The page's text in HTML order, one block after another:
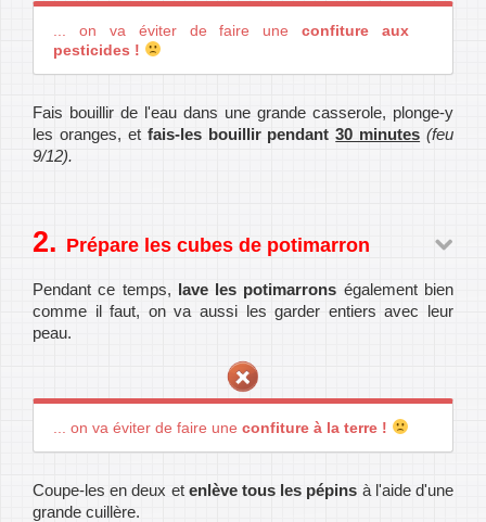
... on va éviter de faire uneconfiture aux
pesticides !
Fais bouillir de l'eau dans une grande casserole, plonge-y
les oranges, et fais-les bouillir pendant30 minutes (feu
9/12).
Prépare les cubes de potimarron
Pendant ce temps, lave les potimarrons également bien
comme il faut, on va aussi les garder entiers avec leur
peau.
... on va éviter de faire une confiture à la terre !
Coupe-les en deux etenlève tous les pépins à l'aide d'une
grande cuillère.